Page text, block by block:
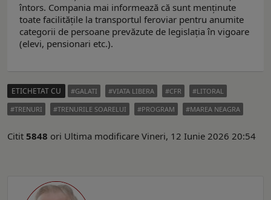
întors. Compania mai informează că sunt menținute
toate facilitățile la transportul feroviar pentru anumite
categorii de persoane prevăzute de legislația în vigoare
(elevi, pensionari etc.).
ETICHETAT CU GALATI VIATA LIBERA CFR
LITORAL
TRENURI
TRENURILE SOARELUI PROGRAM MAREA NEAGRA
Citit 5848 ori Ultima modificare Vineri, 12 Iunie 2026 20:54